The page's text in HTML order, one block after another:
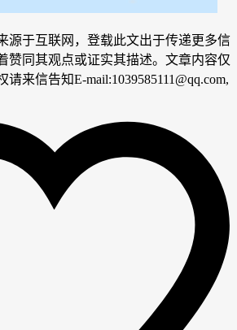
源于互联网，登载此文出于传递更多信
赞同其观点或证实其描述。文章内容仅
来信告知E-mail:1039585111@qq.com,